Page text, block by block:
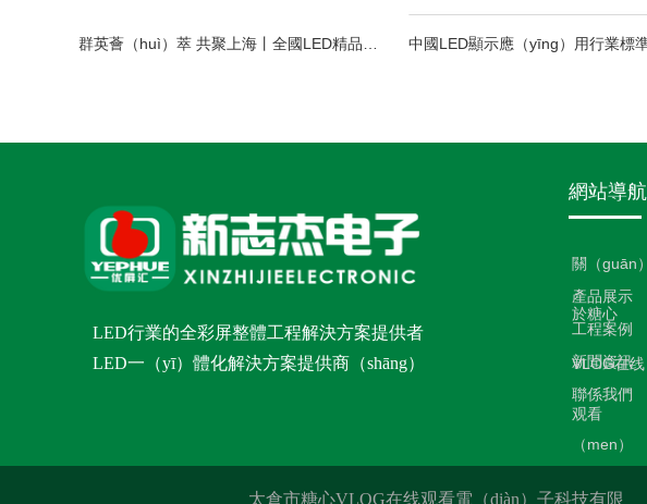
群英薈（huì）萃 共聚上海丨全國LED精品巡展攜手共謀行業發（fā）展大（dà）計
LED行業的全彩屏整體工程解決方案提供者
LED一（yī）體化解決方案提供商（shāng）
網站導航
關（guān）
於糖心
VLOG在线
观看
產品展示
工程案例
新聞資訊
聯係我們
（men）
太倉市糖心VLOG在线观看電（diàn）子科技有限